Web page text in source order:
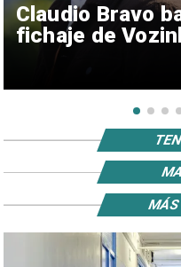
Claudio Bravo
fichaje de